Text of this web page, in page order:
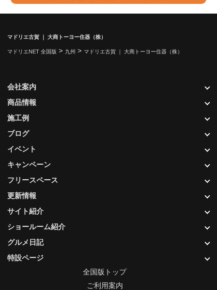
マドリエ古賀 ｜ 大商トーヨー住器（株）
マドリエNET 全国版 > 九州 > マドリエ古賀 ｜ 大商トーヨー住器（株）
更新情報
サイト紹介
ショールーム紹介
グルメ日記
特設ページ
会社案内
商品情報
施工例
ブログ
イベント
キャンペーン
フリースペース
全国版トップ
ご利用案内